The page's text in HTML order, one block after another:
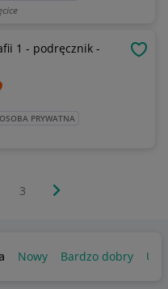
1 - podręcznik -
PRYWATNA
3 Następna strona
Nowy Bardzo dobry